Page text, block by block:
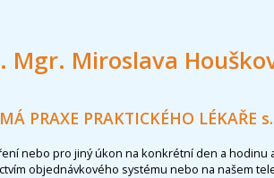
Mgr. Miroslava
PRAXE PRAKTICKÉHO LÉKAŘE
nebo pro jiný úkon na konkrétní den a hodinu
objednávkového systému nebo na našem